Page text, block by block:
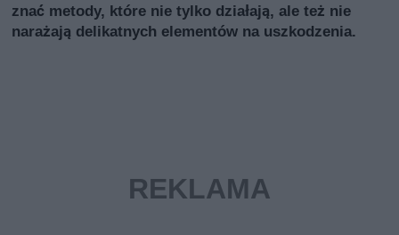
znać metody, które nie tylko działają, ale też nie
narażają delikatnych elementów na uszkodzenia.